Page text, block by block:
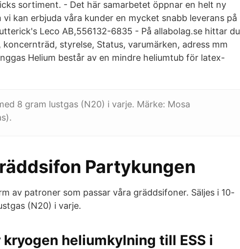
sortiment. - Det här samarbetet öppnar en helt ny
kan erbjuda våra kunder en mycket snabb leverans på
Leco AB,556132-6835 - På allabolag.se hittar du
styrelse, Status, varumärken, adress mm
Helium består av en mindre heliumtub för latex-
8 gram lustgas (N20) i varje. Märke: Mosa
Partykungen
av patroner som passar våra gräddsifoner. Säljes i 10-
(N20) i varje.
heliumkylning till ESS i